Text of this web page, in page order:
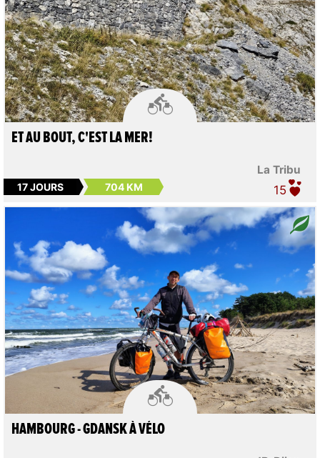

La Tribu
ET AU BOUT, C'EST LA MER!
17 JOURS 704 KM 15

HAMBOURG - GDANSK À VÉLO